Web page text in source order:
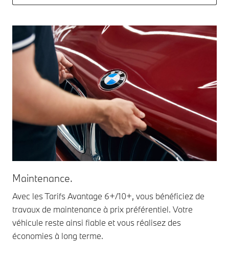
Maintenance.
Avec les Tarifs Avantage 6+/10+, vous bénéficiez de
travaux de maintenance à prix préférentiel. Votre
véhicule reste ainsi fiable et vous réalisez des
économies à long terme.